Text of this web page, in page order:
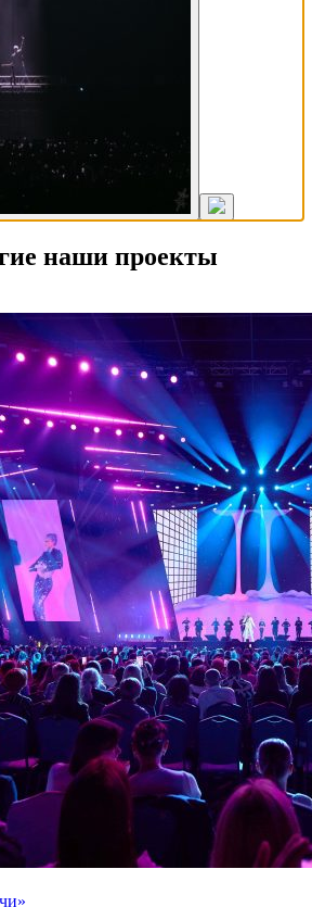
наши проекты